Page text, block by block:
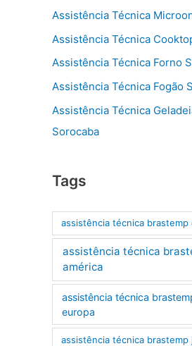
Assistência Técnica
Assistência Técnica
Assistência Técnica Forno
Assistência Técnica Fogão
Assistência Técnica
Sorocaba
Tags
assistência técnica brastemp
assistência técnica
américa
assistência técnica
europa
assistência técnica brastemp